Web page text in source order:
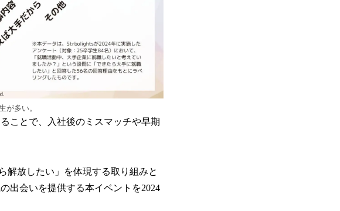
が多い。
ことで、入社後のミスマッチや早期
解放したい」を体現する取り組みと
出会いを提供する本イベントを2024